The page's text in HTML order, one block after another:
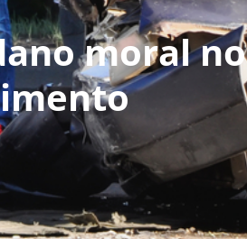
moral no